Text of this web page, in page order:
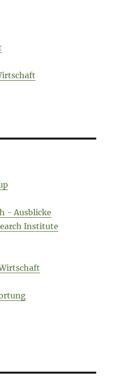
- Ausblicke
Institute